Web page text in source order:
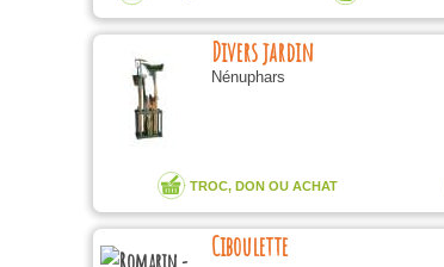
Divers jardin
Nénuphars
TROC, DON OU ACHAT
Ciboulette